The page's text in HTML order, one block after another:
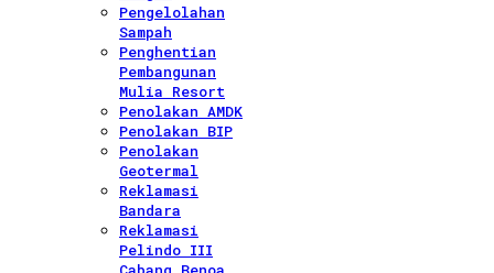
Pengelolahan
Sampah
Penghentian
Pembangunan
Mulia Resort
Penolakan AMDK
Penolakan BIP
Penolakan
Geotermal
Reklamasi
Bandara
Reklamasi
Pelindo III